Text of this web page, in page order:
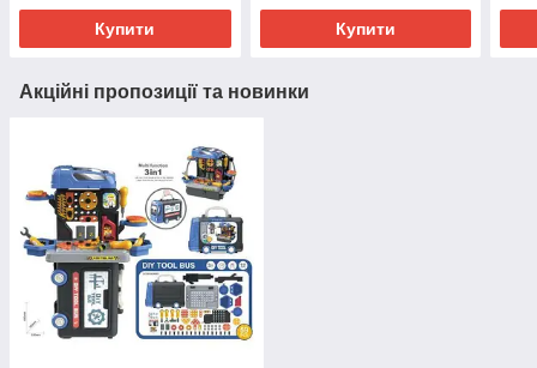
Купити Купити
Акційні пропозиції та новинки